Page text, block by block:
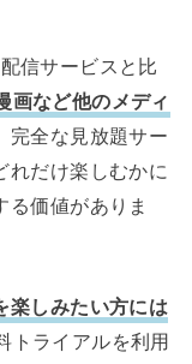
信サービスと比
画など他のメディ
完全な見放題サー
れだけ楽しむかに
る価値がありま
楽しみたい方には
トライアルを利用